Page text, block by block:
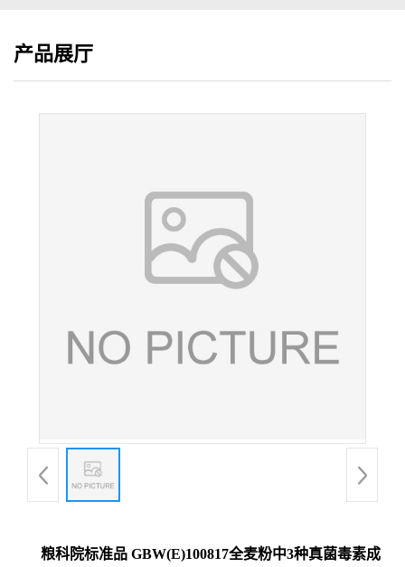
产品展厅
粮科院标准品 GBW(E)100817全麦粉中3种真菌毒素成